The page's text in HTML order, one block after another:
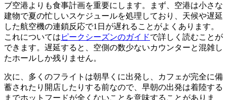
ブ空港よりも食事計画を重要にします。まず、空港は小さな
建物で夏の忙しいスケジュールを処理しており、天候や遅延
した航空機の連鎖反応で1日が遅れることがよくあります。
これについては ピークシーズンのガイドで詳しく読むことが
できます。遅延すると、空側の数少ないカウンターと混雑し
たホールしか残りません。
次に、多くのフライトは朝早くに出発し、カフェが完全に備
蓄されたり開店したりする前なので、早朝の出発は着陸する
までホットフードが全くないことを意味することがありま